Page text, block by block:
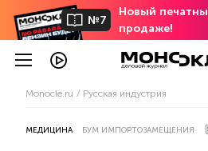
№7
Новый
продаже!
Monocle.ru Русская индустрия
МЕДИЦИНА БУМ ИМПОРТОЗАМЕЩЕНИЯ